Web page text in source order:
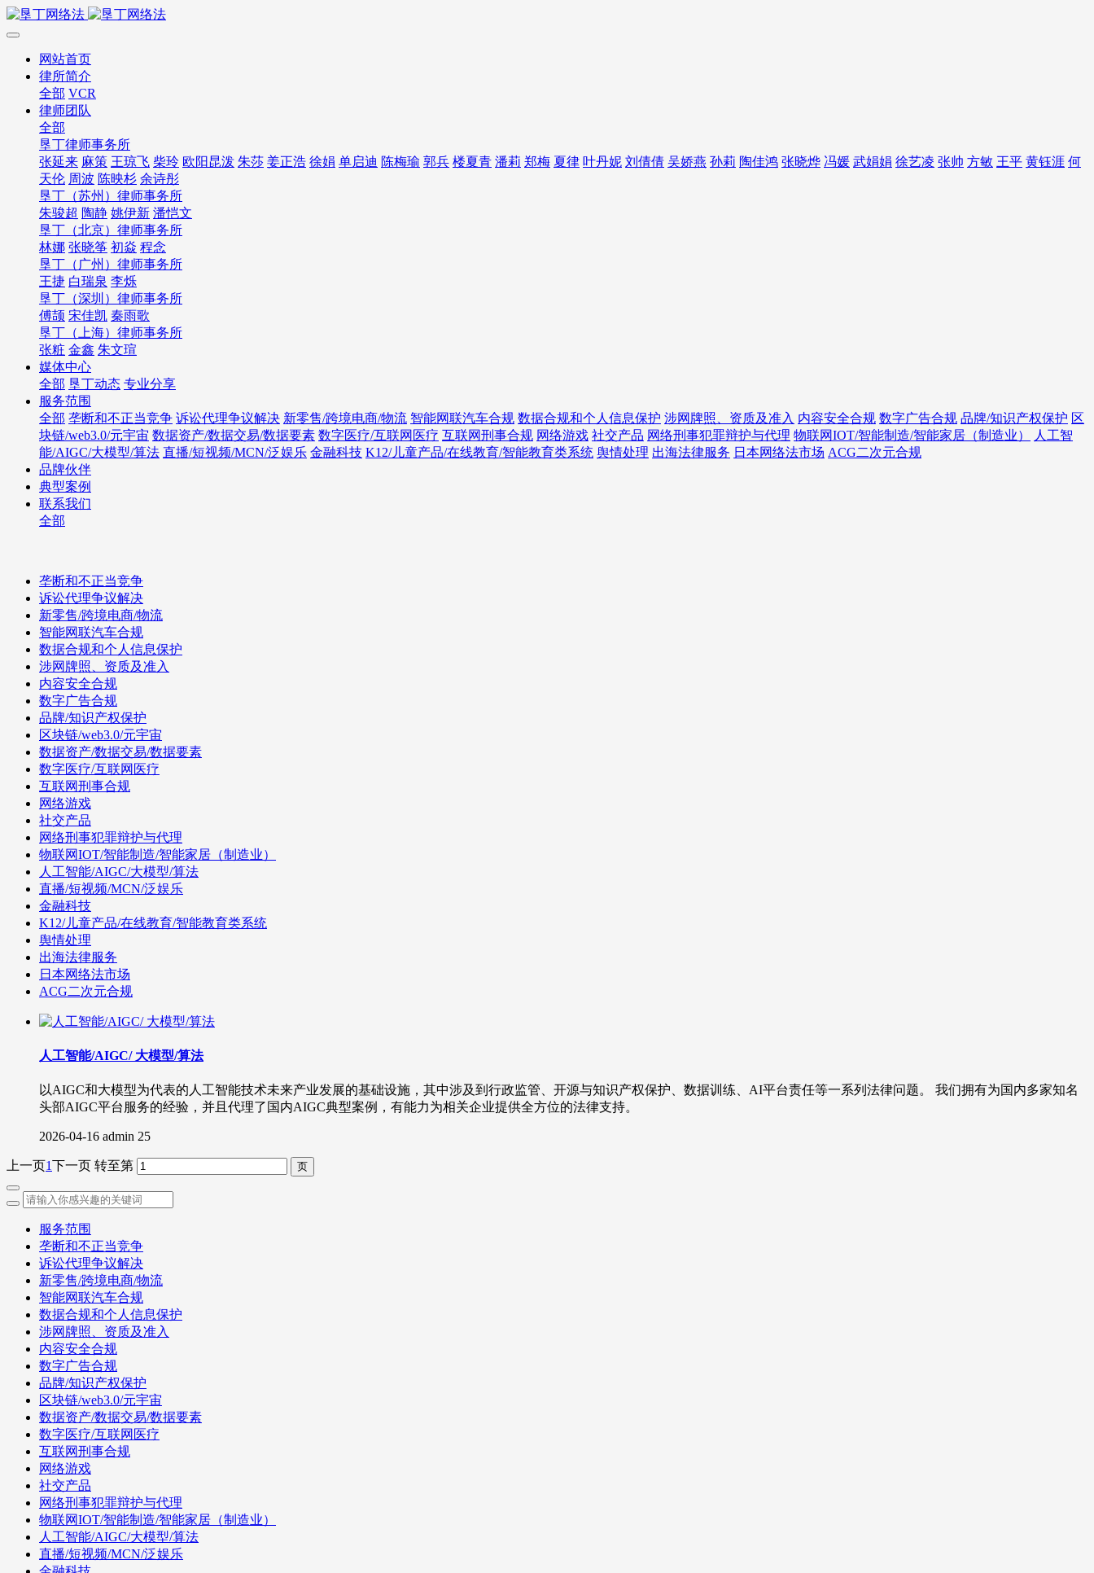
网站首页
律所简介
全部 VCR
律师团队
全部
垦丁律师事务所
张延来 麻策 王琼飞 柴玲 欧阳昆泼 朱莎 姜正浩 徐娟 单启迪 陈梅瑜 郭兵 楼夏青 潘莉 郑梅 夏律 叶丹妮 刘倩倩 吴娇燕 孙莉 陶佳鸿 张晓烨 冯媛 武娟娟 徐艺凌 张帅 方敏 王平 黄钰涯 何
天伦 周波 陈映杉 余诗彤
垦丁（苏州）律师事务所
朱骏超 陶静 姚伊新 潘恺文
垦丁（北京）律师事务所
林娜 张晓筝 初焱 程念
垦丁（广州）律师事务所
王捷 白瑞泉 李烁
垦丁（深圳）律师事务所
傅颉 宋佳凯 秦雨歌
垦丁（上海）律师事务所
张粧 金鑫 朱文瑄
媒体中心
全部 垦丁动态 专业分享
服务范围
全部 垄断和不正当竞争 诉讼代理争议解决 新零售/跨境电商/物流 智能网联汽车合规 数据合规和个人信息保护 涉网牌照、资质及准入 内容安全合规 数字广告合规 品牌/知识产权保护 区
块链/web3.0/元宇宙 数据资产/数据交易/数据要素 数字医疗/互联网医疗 互联网刑事合规 网络游戏 社交产品 网络刑事犯罪辩护与代理 物联网IOT/智能制造/智能家居（制造业）
人工智
能/AIGC/大模型/算法 直播/短视频/MCN/泛娱乐 金融科技 K12/儿童产品/在线教育/智能教育类系统 舆情处理 出海法律服务 日本网络法市场 ACG二次元合规
品牌伙伴
典型案例
联系我们
全部
垄断和不正当竞争
诉讼代理争议解决
新零售/跨境电商/物流
智能网联汽车合规
数据合规和个人信息保护
涉网牌照、资质及准入
内容安全合规
数字广告合规
品牌/知识产权保护
区块链/web3.0/元宇宙
数据资产/数据交易/数据要素
数字医疗/互联网医疗
互联网刑事合规
网络游戏
社交产品
网络刑事犯罪辩护与代理
物联网IOT/智能制造/智能家居（制造业）
人工智能/AIGC/大模型/算法
直播/短视频/MCN/泛娱乐
金融科技
K12/儿童产品/在线教育/智能教育类系统
舆情处理
出海法律服务
日本网络法市场
ACG二次元合规
人工智能/AIGC/ 大模型/算法
以AIGC和大模型为代表的人工智能技术未来产业发展的基础设施，其中涉及到行政监管、开源与知识产权保护、数据训练、AI平台责任等一系列法律问题。 我们拥有为国内多家知名
头部AIGC平台服务的经验，并且代理了国内AIGC典型案例，有能力为相关企业提供全方位的法律支持。
2026-04-16 admin 25
上一页1下一页 转至第
服务范围
垄断和不正当竞争
诉讼代理争议解决
新零售/跨境电商/物流
智能网联汽车合规
数据合规和个人信息保护
涉网牌照、资质及准入
内容安全合规
数字广告合规
品牌/知识产权保护
区块链/web3.0/元宇宙
数据资产/数据交易/数据要素
数字医疗/互联网医疗
互联网刑事合规
网络游戏
社交产品
网络刑事犯罪辩护与代理
物联网IOT/智能制造/智能家居（制造业）
人工智能/AIGC/大模型/算法
直播/短视频/MCN/泛娱乐